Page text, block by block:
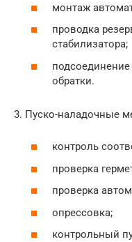
монтаж
проводка
стабилизатора;
подсоединение
обратки.
3. Пуско-наладочные
контроль
проверка
проверка
опрессовка;
контрольный